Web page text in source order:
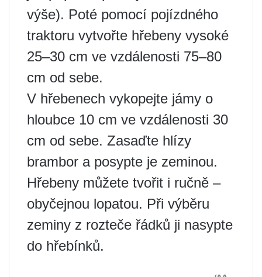
výše). Poté pomocí pojízdného
traktoru vytvořte hřebeny vysoké
25–30 cm ve vzdálenosti 75–80
cm od sebe.
V hřebenech vykopejte jámy o
hloubce 10 cm ve vzdálenosti 30
cm od sebe. Zasaďte hlízy
brambor a posypte je zeminou.
Hřebeny můžete tvořit i ručně –
obyčejnou lopatou. Při výběru
zeminy z rozteče řádků ji nasypte
do hřebínků.